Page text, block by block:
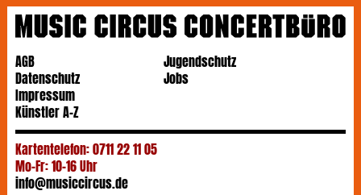
AGB
Datenschutz
Impressum
Jugendschutz
Jobs
Künstler A-Z
Kartentelefon: 0711 22 11 05
Mo-Fr: 10-16 Uhr
info@musiccircus.de